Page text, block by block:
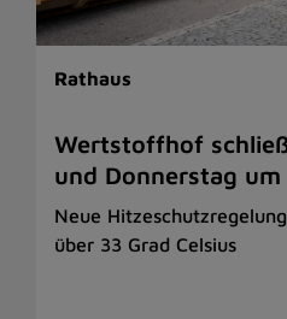
Rathaus
Wertstoffhof
und Donnerstag um
Neue
über 33 Grad Celsius